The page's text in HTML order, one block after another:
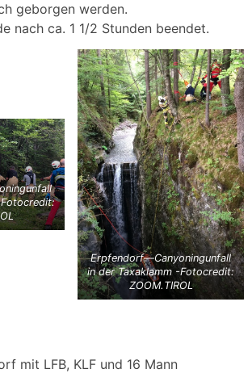
geborgen werden.
nach ca. 1 1/2 Stunden beendet.
Erpfendorf—Canyoningunfall
in der Taxaklamm -Fotocredit:
ZOOM.TIROL
mit LFB, KLF und 16 Mann